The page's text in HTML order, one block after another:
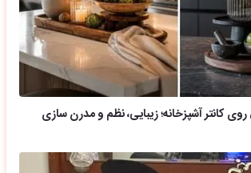
کانتر آشپزخانه؛ زیبایی، نظم و مدرن سازی